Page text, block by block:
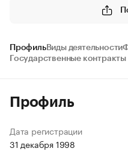
ПрофильВиды деятельности
Государственные контракты
Профиль
Дата регистрации
31 декабря 1998